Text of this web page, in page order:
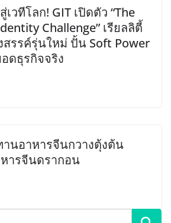
ทีโลก! GIT เปิดตัว “The
Challenge” เรียลลิตี้
สรรค์รุ่นใหม่ ปั้น Soft Power
ดธุรกิจจริง
นอาหารจีนกวางตุ้งต้น
ารจีนดรากอน